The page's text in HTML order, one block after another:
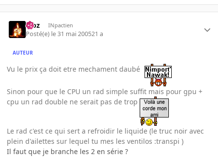
Moz INpactien
Posté(e) le 31 mai 200521 a
AUTEUR
Vu le prix ça doit etre mechament daubé
Sinon pour que le CPU un rad simple suffit mais pour gpu +
cpu un rad double ne serait pas de trop
Le rad c'est ce qui sert a refroidir le liquide (le truc noir avec
plein d'ailettes sur lequel tu mes les ventilos :transpi )
Il faut que je branche les 2 en série ?